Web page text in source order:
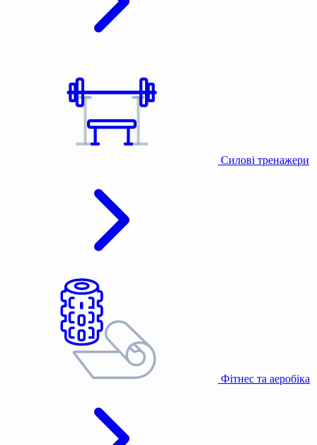
Силові тренажери
Фітнес та аеробіка